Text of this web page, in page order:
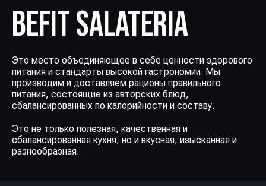
BEFIT SALATERIA
Это место объединяющее в себе ценности здорового
питания и стандарты высокой гастрономии. Мы
производим и доставляем рационы правильного
питания, состоящие из авторских блюд,
сбалансированных по калорийности и составу.
Это не только полезная, качественная и
сбалансированная кухня, но и вкусная, изысканная и
разнообразная.